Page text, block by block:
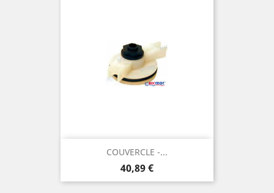
COUVERCLE -...
Prix
40,89 €